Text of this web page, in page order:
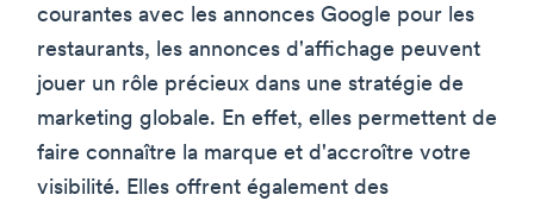
courantes avec les annonces Google pour les
restaurants, les annonces d'affichage peuvent
jouer un rôle précieux dans une stratégie de
marketing globale. En effet, elles permettent de
faire connaître la marque et d'accroître votre
visibilité. Elles offrent également des